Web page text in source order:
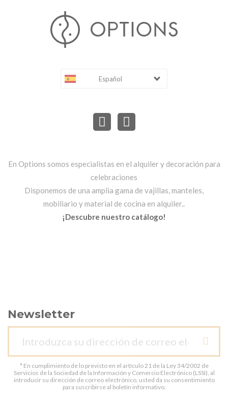
Español
En Options somos especialistas en el alquiler y decoración para
celebraciones
Disponemos de una amplia gama de vajillas, manteles,
mobiliario y material de cocina en alquiler..
¡Descubre nuestro catálogo!
Newsletter
* En cumplimiento de lo previsto en el artículo 21 de la Ley 34/2002 de
Servicios de la Sociedad de la Información y Comercio Electrónico (LSSI), al
introducir su dirección de correo electrónico, usted da su consentimiento
para suscribirse al boletín informativo.